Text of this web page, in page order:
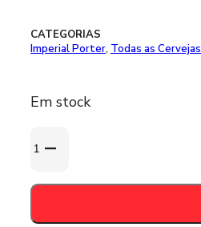
CATEGORIAS
Imperial Porter, Todas as Cervejas
Em stock
de
Chokoh
Ha